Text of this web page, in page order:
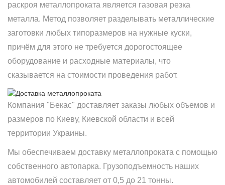
раскроя металлопроката является газовая резка
металла. Метод позволяет разделывать металлические
заготовки любых типоразмеров на нужные куски,
причём для этого не требуется дорогостоящее
оборудование и расходные материалы, что
сказывается на стоимости проведения работ.
Компания "Бекас" доставляет заказы любых объемов и
размеров по Киеву, Киевской области и всей
территории Украины.
Мы обеспечиваем доставку металлопроката с помощью
собственного автопарка. Грузоподъемность наших
автомобилей составляет от 0,5 до 21 тонны.